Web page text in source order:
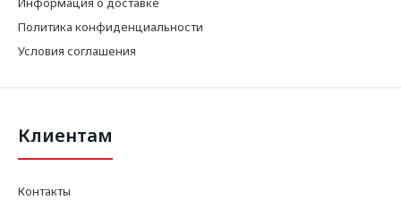
Политика конфиденциальности
Условия соглашения
Клиентам
Контакты